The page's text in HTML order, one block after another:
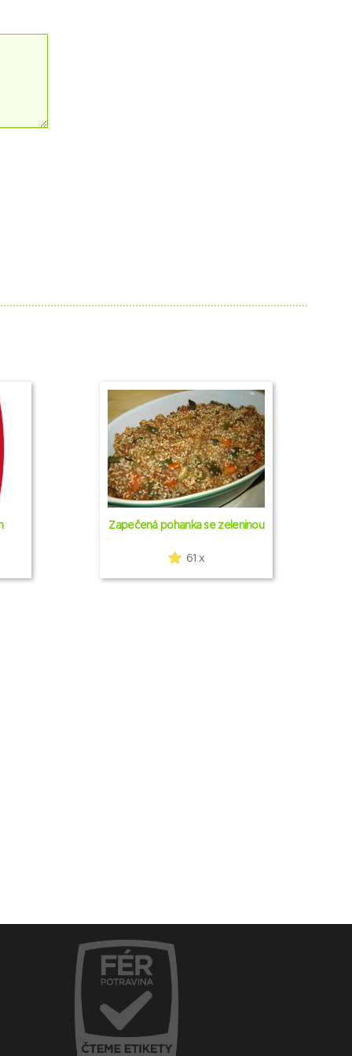
Zapečená pohanka se zeleninou
61 x